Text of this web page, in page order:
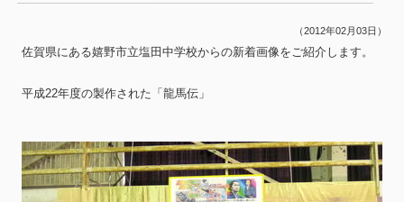
（2012年02月03日）
佐賀県にある嬉野市立塩田中学校からの新着画像をご紹介します。
平成22年度の製作された「龍馬伝」